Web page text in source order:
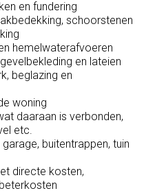
en fundering
schoorstenen
hemelwaterafvoeren
en lateien
beglazing en
woning
daaraan is verbonden,
etc.
buitentrappen, tuin
directe kosten,